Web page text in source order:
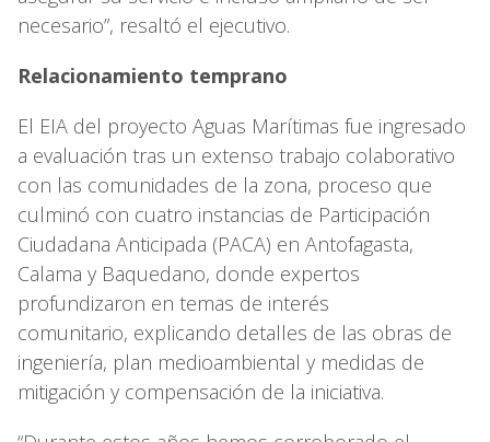
necesario”, resaltó el ejecutivo.
Relacionamiento temprano
El EIA del proyecto Aguas Marítimas fue ingresado
a evaluación tras un extenso trabajo colaborativo
con las comunidades de la zona, proceso que
culminó con cuatro instancias de Participación
Ciudadana Anticipada (PACA) en Antofagasta,
Calama y Baquedano, donde expertos
profundizaron en temas de interés
comunitario, explicando detalles de las obras de
ingeniería, plan medioambiental y medidas de
mitigación y compensación de la iniciativa.